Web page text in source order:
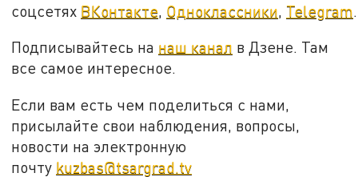
соцсетях ВКонтакте Одноклассники Telegram
Подписывайтесь на наш канал в Дзене. Там
все самое интересное.
Если вам есть чем поделиться с нами,
присылайте свои наблюдения, вопросы,
новости на электронную
почту kuzbas@tsargrad.tv